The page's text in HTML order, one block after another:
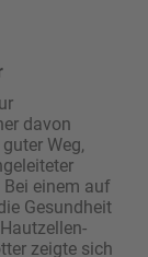
davon
Weg,
Bei einem auf
Gesundheit
zeigte sich